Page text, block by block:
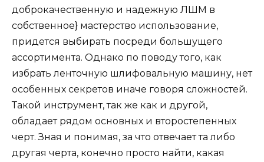
доброкачественную и надежную ЛШМ в
собственное} мастерство использование,
придется выбирать посреди большущего
ассортимента. Однако по поводу того, как
избрать ленточную шлифовальную машину, нет
особенных секретов иначе говоря сложностей.
Такой инструмент, так же как и другой,
обладает рядом основных и второстепенных
черт. Зная и понимая, за что отвечает та либо
другая черта, конечно просто найти, какая